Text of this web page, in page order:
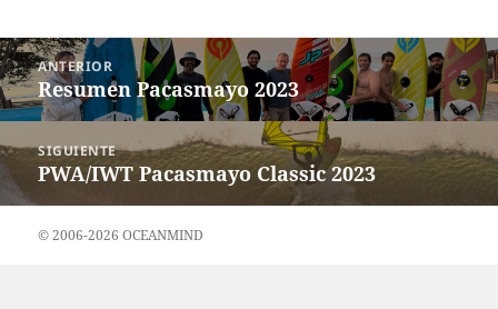
Navegación
de
entradas
ANTERIOR
Entrada
anterior:
Resumen Pacasmayo 2023
SIGUIENTE
Entrada
siguiente:
PWA/IWT Pacasmayo Classic 2023
© 2006-2026 OCEANMIND